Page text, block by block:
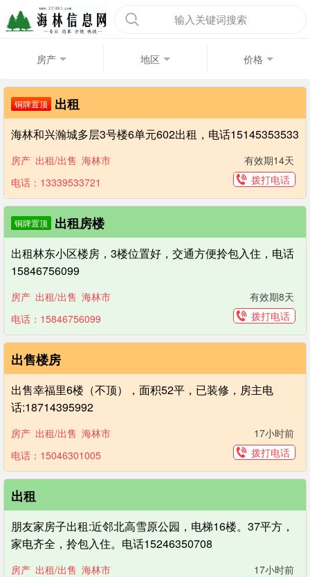
输入关键词搜索
房产 地区 价格
铜牌置顶 出租
海林和兴瀚城多层3号楼6单元602出租，电话15145353533
房产 出租/出售 海林市
有效期14天
电话：13339533721
拨打电话
铜牌置顶 出租房楼
出租林东小区楼房，3楼位置好，交通方便拎包入住，电话
15846756099
房产 出租/出售 海林市
有效期8天
电话：15846756099
拨打电话
出售楼房
出售幸福里6楼（不顶），面积52平，已装修，房主电
话:18714395992
房产 出租/出售 海林市
17小时前
电话：15046301005
拨打电话
出租
朋友家房子出租:近邻北高雪原公园，电梯16楼。37平方，
家电齐全，拎包入住。电话15246350708
房产 出租/出售 海林市
17小时前